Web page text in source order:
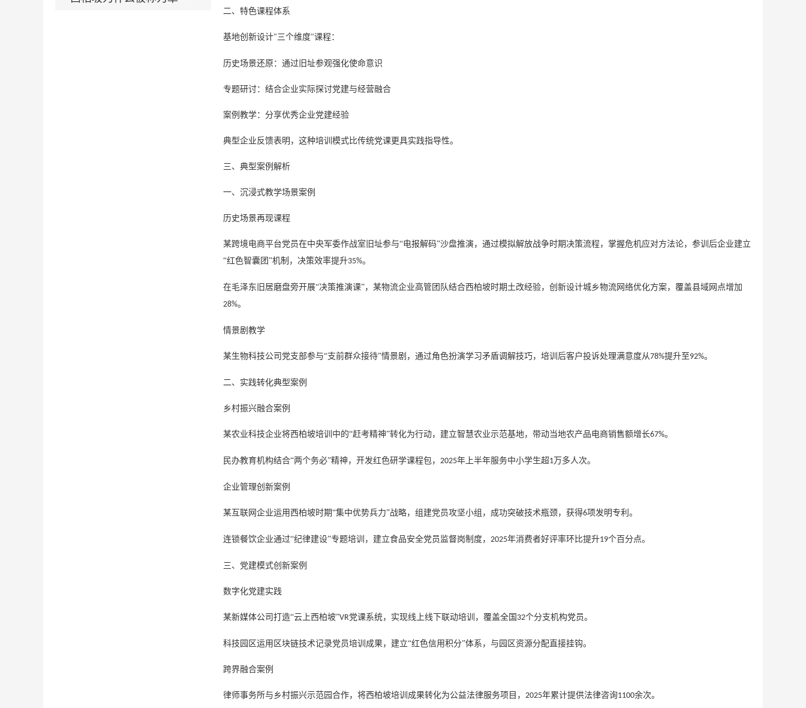
二、特色课程体系
基地创新设计"三个维度"课程：
历史场景还原：通过旧址参观强化使命意识
专题研讨：结合企业实际探讨党建与经营融合
案例教学：分享优秀企业党建经验
典型企业反馈表明，这种培训模式比传统党课更具实践指导性。
三、 典型案例解析
一、沉浸式教学场景案例
‌历史场景再现课程‌
某跨境电商平台党员在中央军委作战室旧址参与“电报解码”沙盘推演，通过模拟解放战争时期决策流程，掌握危机应对方法论，参训后企业建立
“红色智囊团”机制，决策效率提升35%。
在毛泽东旧居磨盘旁开展“决策推演课”，某物流企业高管团队结合西柏坡时期土改经验，创新设计城乡物流网络优化方案，覆盖县域网点增加
28%。
‌情景剧教学
某生物科技公司党支部参与“支前群众接待”情景剧，通过角色扮演学习矛盾调解技巧，培训后客户投诉处理满意度从78%提升至92%。
二、实践转化典型案例
‌乡村振兴融合案例
某农业科技企业将西柏坡培训中的“赶考精神”转化为行动，建立智慧农业示范基地，带动当地农产品电商销售额增长67%。
民办教育机构结合“两个务必”精神，开发红色研学课程包， 2025年上半年服务中小学生超1万多人次。
‌企业管理创新案例
某互联网企业运用西柏坡时期“集中优势兵力”战略，组建党员攻坚小组，成功突破技术瓶颈，获得6项发明专利。
连锁餐饮企业通过“纪律建设”专题培训，建立食品安全党员监督岗制度， 2025年消费者好评率环比提升19个百分点。
三、党建模式创新案例
‌数字化党建实践‌
某新媒体公司打造“云上西柏坡”VR党课系统，实现线上线下联动培训，覆盖全国 32个分支机构党员。
科技园区运用区块链技术记录党员培训成果，建立“红色信用积分”体系，与园区资源分配直接挂钩。
‌跨界融合案例
律师事务所与乡村振兴示范园合作，将西柏坡培训成果转化为公益法律服务项目， 2025年累计提供法律咨询1100余次。